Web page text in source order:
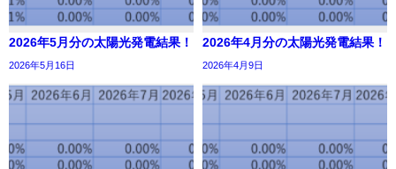
2026年5月分の太陽光発電結果！
2026年5月16日
2026年4月分の太陽光発電結果！
2026年4月9日